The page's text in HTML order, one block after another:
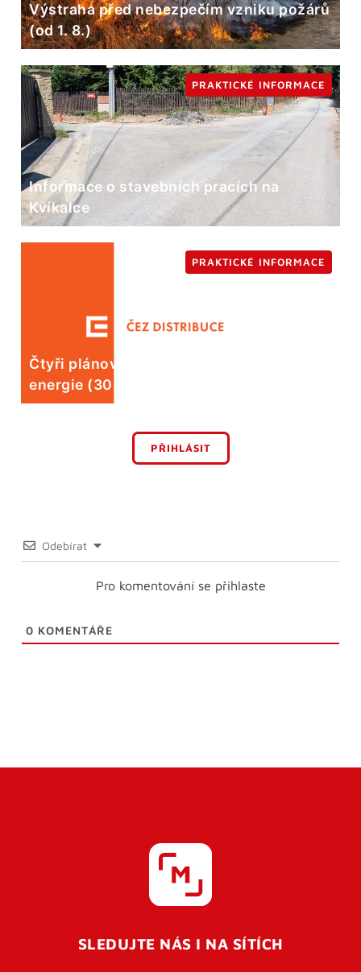
Výstraha před nebezpečím vzniku požárů
(od 1. 8.)
Informace o stavebních pracích na
Kvíkalce
PRAKTICKÉ INFORMACE
Čtyři plánované odstávky elektrické
energie (30. 7.)
PRAKTICKÉ INFORMACE
PŘIHLÁSIT
Odebírat
Pro komentování se přihlaste
0 KOMENTÁŘE
SLEDUJTE NÁS I NA SÍTÍCH